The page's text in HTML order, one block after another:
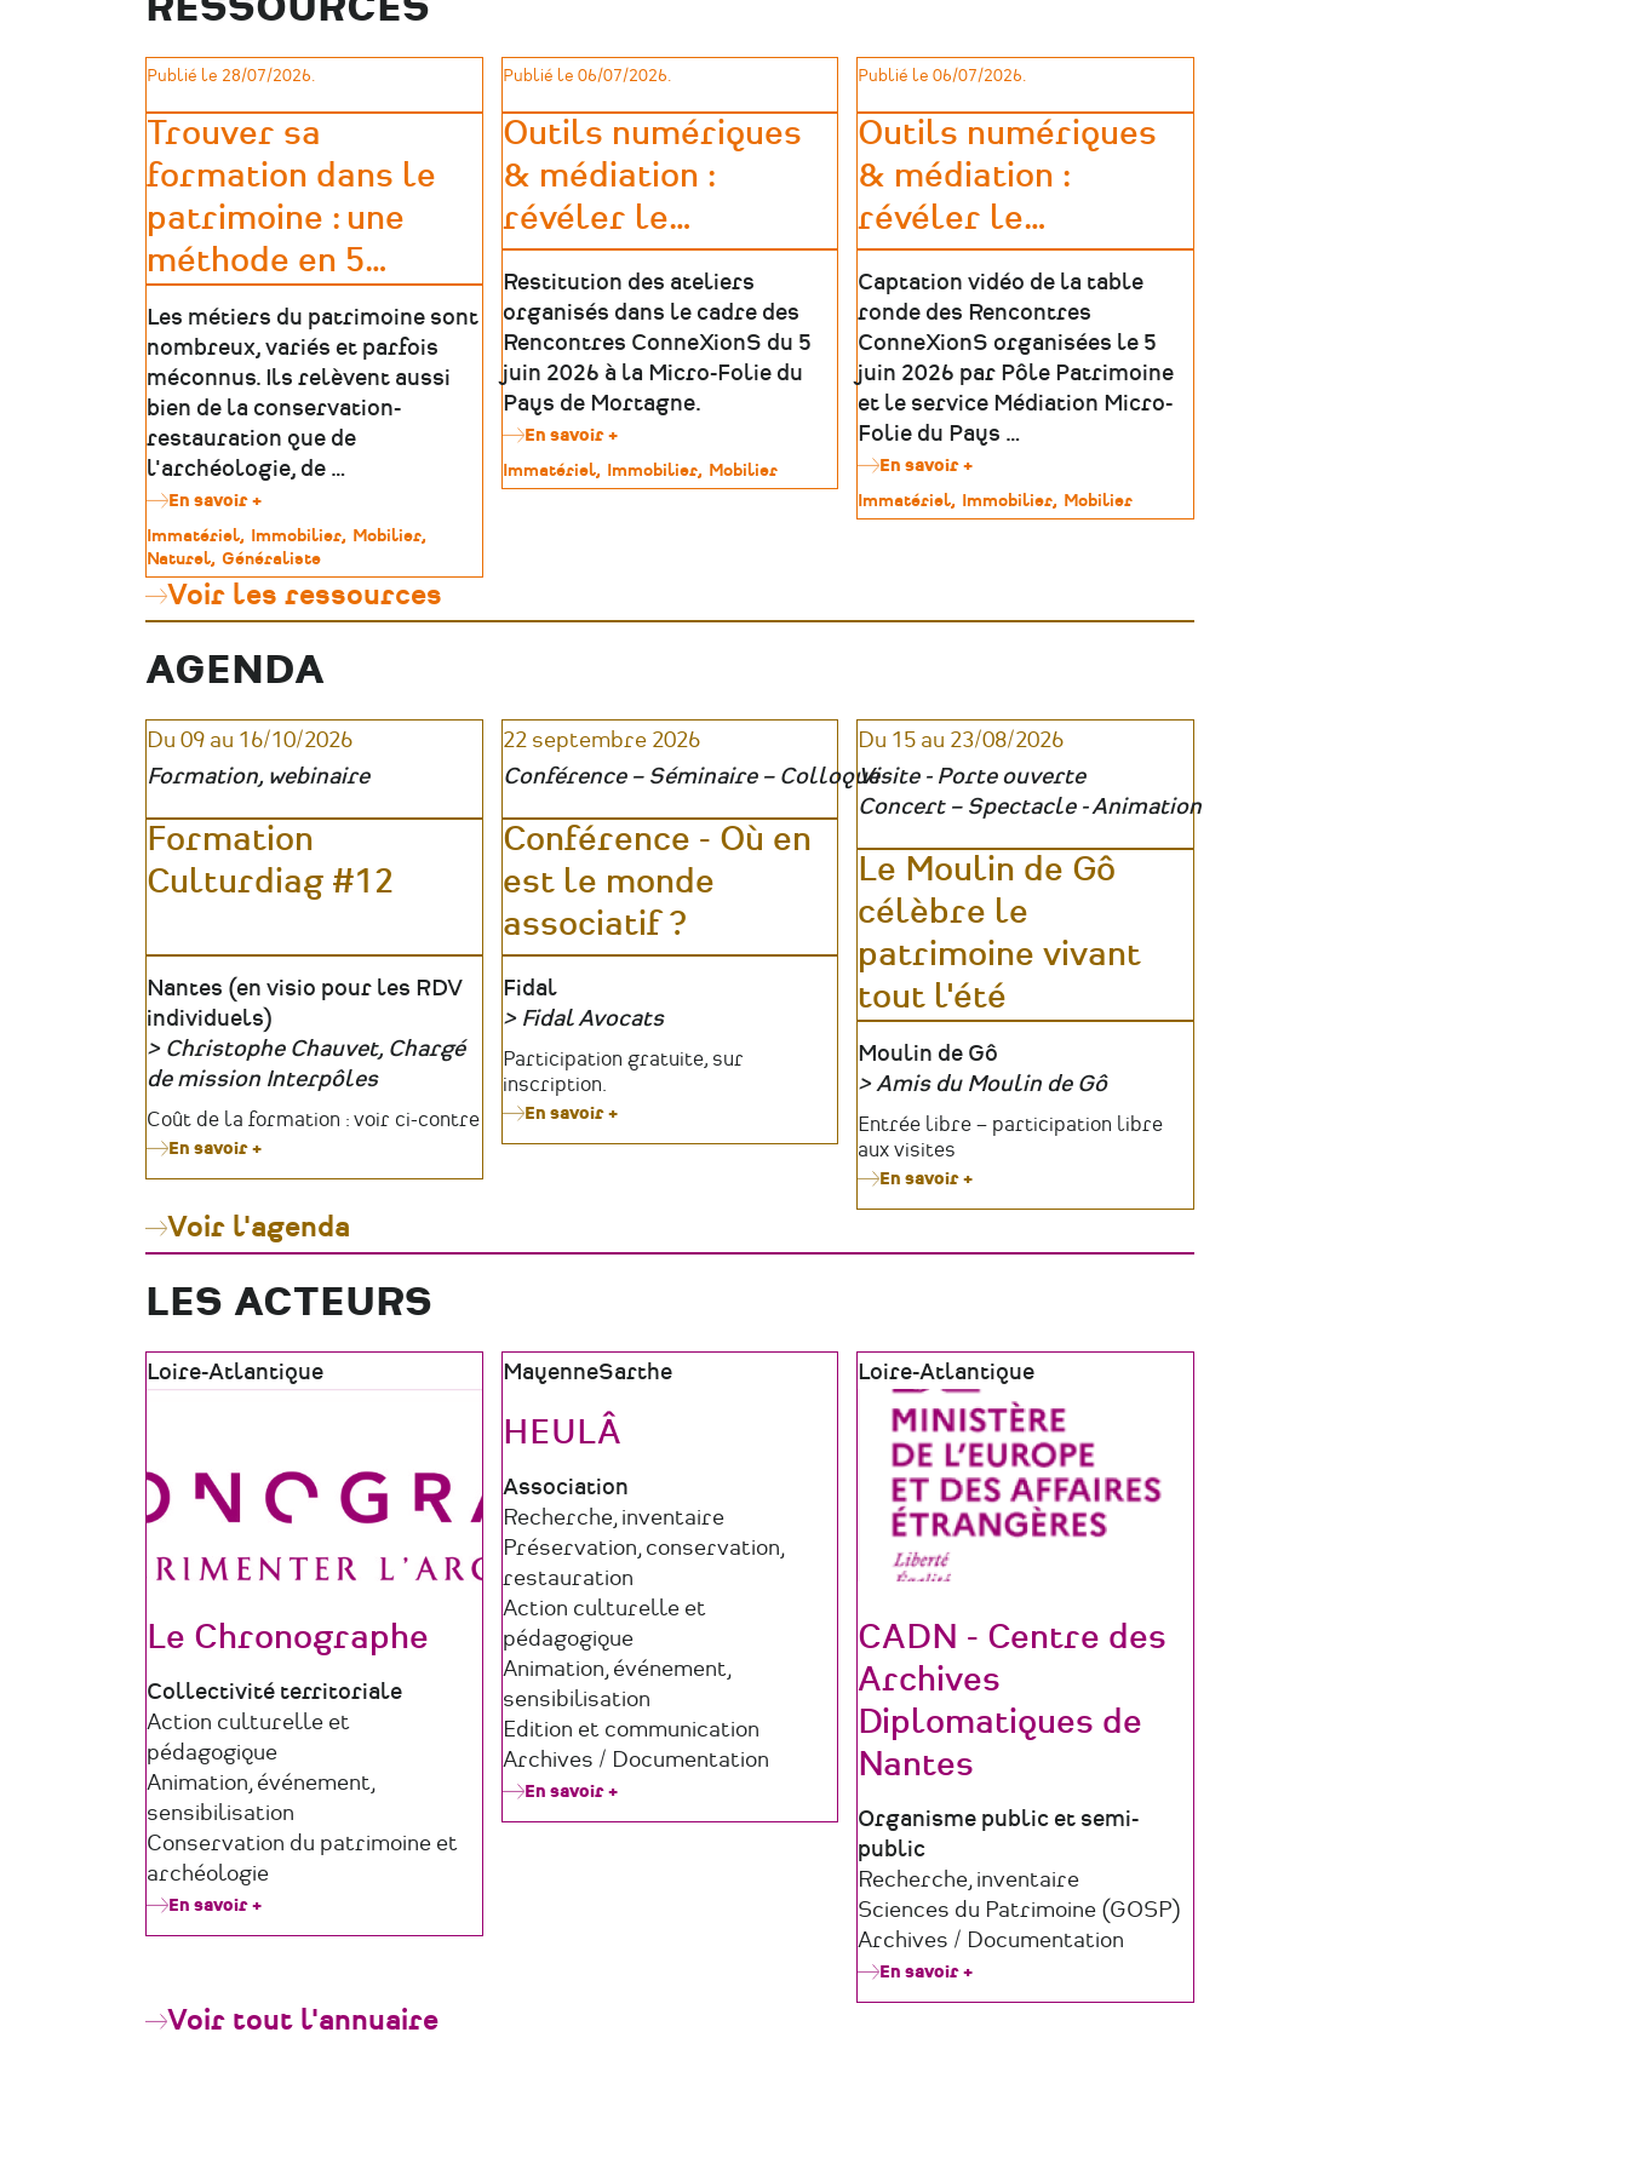
recherche
médailles
déportés
politiques
de
la
Mayenne
à
la
de
territoire
RESSOURCES
Publié le 28/07/2026.
Trouver sa
formation dans le
patrimoine : une
méthode en 5…
Les métiers du patrimoine sont
nombreux, variés et parfois
méconnus. Ils relèvent aussi
bien de la conservation-
restauration que de
l'archéologie, de …
En savoir +
sa
formation
dans
une
en
5
étapes
Type
de
patrimoine
Immatériel Immobilier
Mobilier
Naturel Généraliste
Publié le 06/07/2026.
Outils numériques
& médiation :
révéler le…
Restitution des ateliers
organisés dans le cadre des
Rencontres ConneXionS du 5
juin 2026 à la Micro-Folie du
Pays de Mortagne.
En savoir +sur
numériques
patrimoine
|
Type
de
Immatériel Immobilier Mobilier
Publié le 06/07/2026.
Outils numériques
& médiation :
révéler le…
Captation vidéo de la table
ronde des Rencontres
ConneXionS organisées le 5
juin 2026 par Pôle Patrimoine
et le service Médiation Micro-
Folie du Pays …
En savoir +
numériques
le
ou
inaccessible
Table
ronde
Type
de
Immatériel Immobilier Mobilier
Voir les ressources
AGENDA
Du 09 au 16/10/2026
Formation, webinaire
Formation
Culturdiag #12
Lieu
Nantes (en visio pour les RDV
individuels)
Organisateur
Christophe Chauvet, Chargé
de mission Interpôles
Tarifs
Coût de la formation : voir ci-contre
En savoir +
22 septembre 2026
Conférence – Séminaire – Colloque
Conférence - Où en
est le monde
associatif ?
Lieu
Fidal
Organisateur
Fidal Avocats
Tarifs
Participation gratuite, sur
inscription.
En savoir +sur
le
Du 15 au 23/08/2026
Visite - Porte ouverte
Concert – Spectacle - Animation
Le Moulin de Gô
célèbre le
patrimoine vivant
tout l'été
Lieu
Moulin de Gô
Organisateur
Amis du Moulin de Gô
Tarifs
Entrée libre – participation libre
aux visites
En savoir +
vivant
tout
l'été
Voir l'agenda
LES ACTEURS
Zone
Loire-Atlantique
Le Chronographe
Type
de
structure
Collectivité territoriale
Domaine
d'activité
Action culturelle et
pédagogique
Animation, événement,
sensibilisation
Conservation du patrimoine et
archéologie
En savoir +
Zone
MayenneSarthe
HEULÂ
Type
de
structure
Association
Domaine
d'activité
Recherche, inventaire
Préservation, conservation,
restauration
Action culturelle et
pédagogique
Animation, événement,
sensibilisation
Edition et communication
Archives / Documentation
En savoir +sur
Zone
géographique
Loire-Atlantique
CADN - Centre des
Archives
Diplomatiques de
Nantes
Type
de
structure
Organisme public et semi-
public
Domaine
d'activité
Recherche, inventaire
Sciences du Patrimoine (GOSP)
Archives / Documentation
En savoir +
Voir tout l'annuaire